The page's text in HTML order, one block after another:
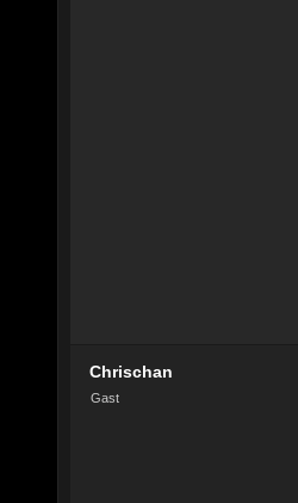
Chrischan
Gast